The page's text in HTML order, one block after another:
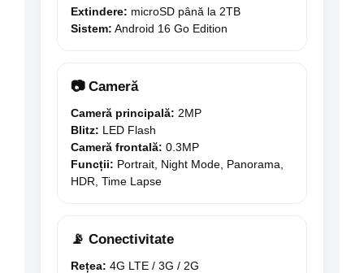
Extindere: microSD până la 2TB
Sistem: Android 16 Go Edition
📷 Cameră
Cameră principală: 2MP
Blitz: LED Flash
Cameră frontală: 0.3MP
Funcții: Portrait, Night Mode, Panorama,
HDR, Time Lapse
📡 Conectivitate
Rețea: 4G LTE / 3G / 2G